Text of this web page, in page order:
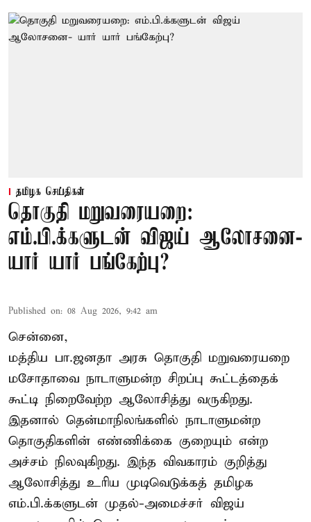
தமிழக செய்திகள்
தொகுதி மறுவரையறை:
எம்.பி.க்களுடன் விஜய் ஆலோசனை-
யார் யார் பங்கேற்பு?
Published on: 08 Aug 2026, 9:42 am
சென்னை,
மத்திய பா.ஜனதா அரசு தொகுதி மறுவரையறை
மசோதாவை நாடாளுமன்ற சிறப்பு கூட்டத்தைக்
கூட்டி நிறைவேற்ற ஆலோசித்து வருகிறது.
இதனால் தென்மாநிலங்களில் நாடாளுமன்ற
தொகுதிகளின் எண்ணிக்கை குறையும் என்ற
அச்சம் நிலவுகிறது. இந்த விவகாரம் குறித்து
ஆலோசித்து உரிய முடிவெடுக்கத் தமிழக
எம்.பி.க்களுடன் முதல்-அமைச்சர் விஜய்